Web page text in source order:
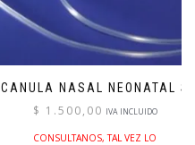
CANULA NASAL NEONATAL S
$ 1.500,00 IVA INCLUIDO
CONSULTANOS, TAL VEZ LO